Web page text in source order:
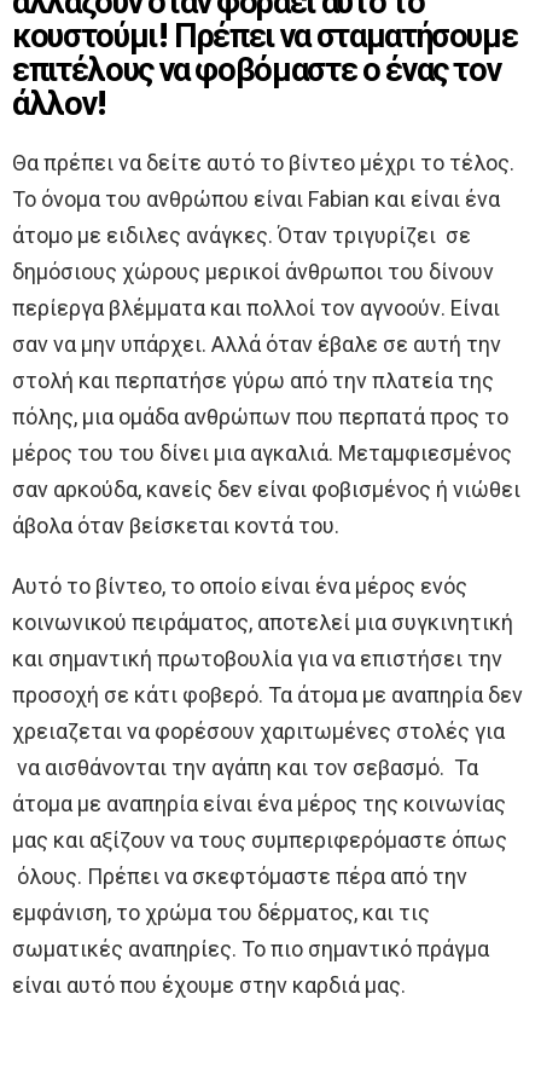
κουστούμι! Πρέπει να σταματήσουμε
επιτέλους να φοβόμαστε ο ένας τον
άλλον!
Θα πρέπει να δείτε αυτό το βίντεο μέχρι το τέλος.
Το όνομα του ανθρώπου είναι Fabian και είναι ένα
άτομο με ειδιλες ανάγκες. Όταν τριγυρίζει σε
δημόσιους χώρους μερικοί άνθρωποι του δίνουν
περίεργα βλέμματα και πολλοί τον αγνοούν. Είναι
σαν να μην υπάρχει. Αλλά όταν έβαλε σε αυτή την
στολή και περπατήσε γύρω από την πλατεία της
πόλης, μια ομάδα ανθρώπων που περπατά προς το
μέρος του του δίνει μια αγκαλιά. Μεταμφιεσμένος
σαν αρκούδα, κανείς δεν είναι φοβισμένος ή νιώθει
άβολα όταν βείσκεται κοντά του.
Αυτό το βίντεο, το οποίο είναι ένα μέρος ενός
κοινωνικού πειράματος, αποτελεί μια συγκινητική
και σημαντική πρωτοβουλία για να επιστήσει την
προσοχή σε κάτι φοβερό. Τα άτομα με αναπηρία δεν
χρειαζεται να φορέσουν χαριτωμένες στολές για
να αισθάνονται την αγάπη και τον σεβασμό. Τα
άτομα με αναπηρία είναι ένα μέρος της κοινωνίας
μας και αξίζουν να τους συμπεριφερόμαστε όπως
όλους. Πρέπει να σκεφτόμαστε πέρα ​​από την
εμφάνιση, το χρώμα του δέρματος, και τις
σωματικές αναπηρίες. Το πιο σημαντικό πράγμα
είναι αυτό που έχουμε στην καρδιά μας.